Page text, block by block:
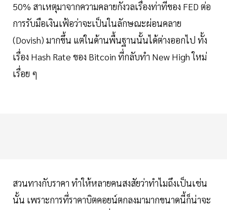
50% สาเหตุมาจากความคลายกังวลเรื่องท่าทีของ FED ต่อ
การรับมือเงินเฟ้อว่าจะเป็นในลักษณะผ่อนคลาย
(Dovish) มากขึ้น แต่ในด้านพื้นฐานนั้นได้ต่างออกไป ทั้ง
เรื่อง Hash Rate ของ Bitcoin ที่กลับทำ New High ใหม่
เรื่อย ๆ
สวนทางกับราคา ทำให้หลายคนสงสัยว่าทำไมถึงเป็นเช่น
นั้น เพราะการที่ราคาบิตคอยน์ตกลงมามากขนาดนี้ก็น่าจะ